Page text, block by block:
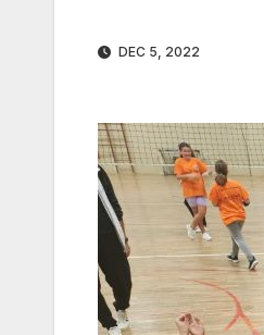
DEC 5, 2022